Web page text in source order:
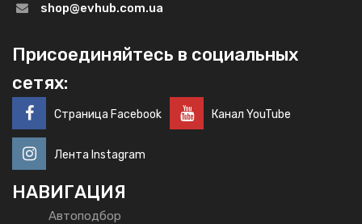
shop@evhub.com.ua
Присоединяйтесь в социальных
сетях:
Страница Facebook Канал YouTube
Лента Instagram
НАВИГАЦИЯ
Автоподбор